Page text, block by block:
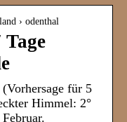
› odenthal
für 5
Himmel: 2°